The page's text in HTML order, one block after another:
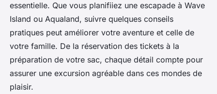
essentielle. Que vous planifiiez une escapade à Wave
Island ou Aqualand, suivre quelques conseils
pratiques peut améliorer votre aventure et celle de
votre famille. De la réservation des tickets à la
préparation de votre sac, chaque détail compte pour
assurer une excursion agréable dans ces mondes de
plaisir.